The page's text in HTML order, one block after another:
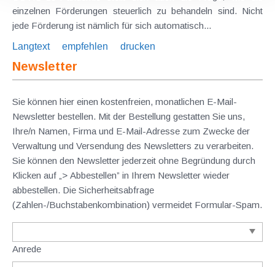
einzelnen Förderungen steuerlich zu behandeln sind. Nicht
jede Förderung ist nämlich für sich automatisch...
Langtext
empfehlen drucken
Newsletter
Sie können hier einen kostenfreien, monatlichen E-Mail-
Newsletter bestellen. Mit der Bestellung gestatten Sie uns,
Ihre/n Namen, Firma und E-Mail-Adresse zum Zwecke der
Verwaltung und Versendung des Newsletters zu verarbeiten.
Sie können den Newsletter jederzeit ohne Begründung durch
Klicken auf „> Abbestellen” in Ihrem Newsletter wieder
abbestellen. Die Sicherheitsabfrage
(Zahlen-/Buchstabenkombination) vermeidet Formular-Spam.
Anrede